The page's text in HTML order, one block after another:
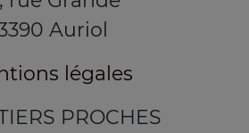
Auriol
légales
PROCHES